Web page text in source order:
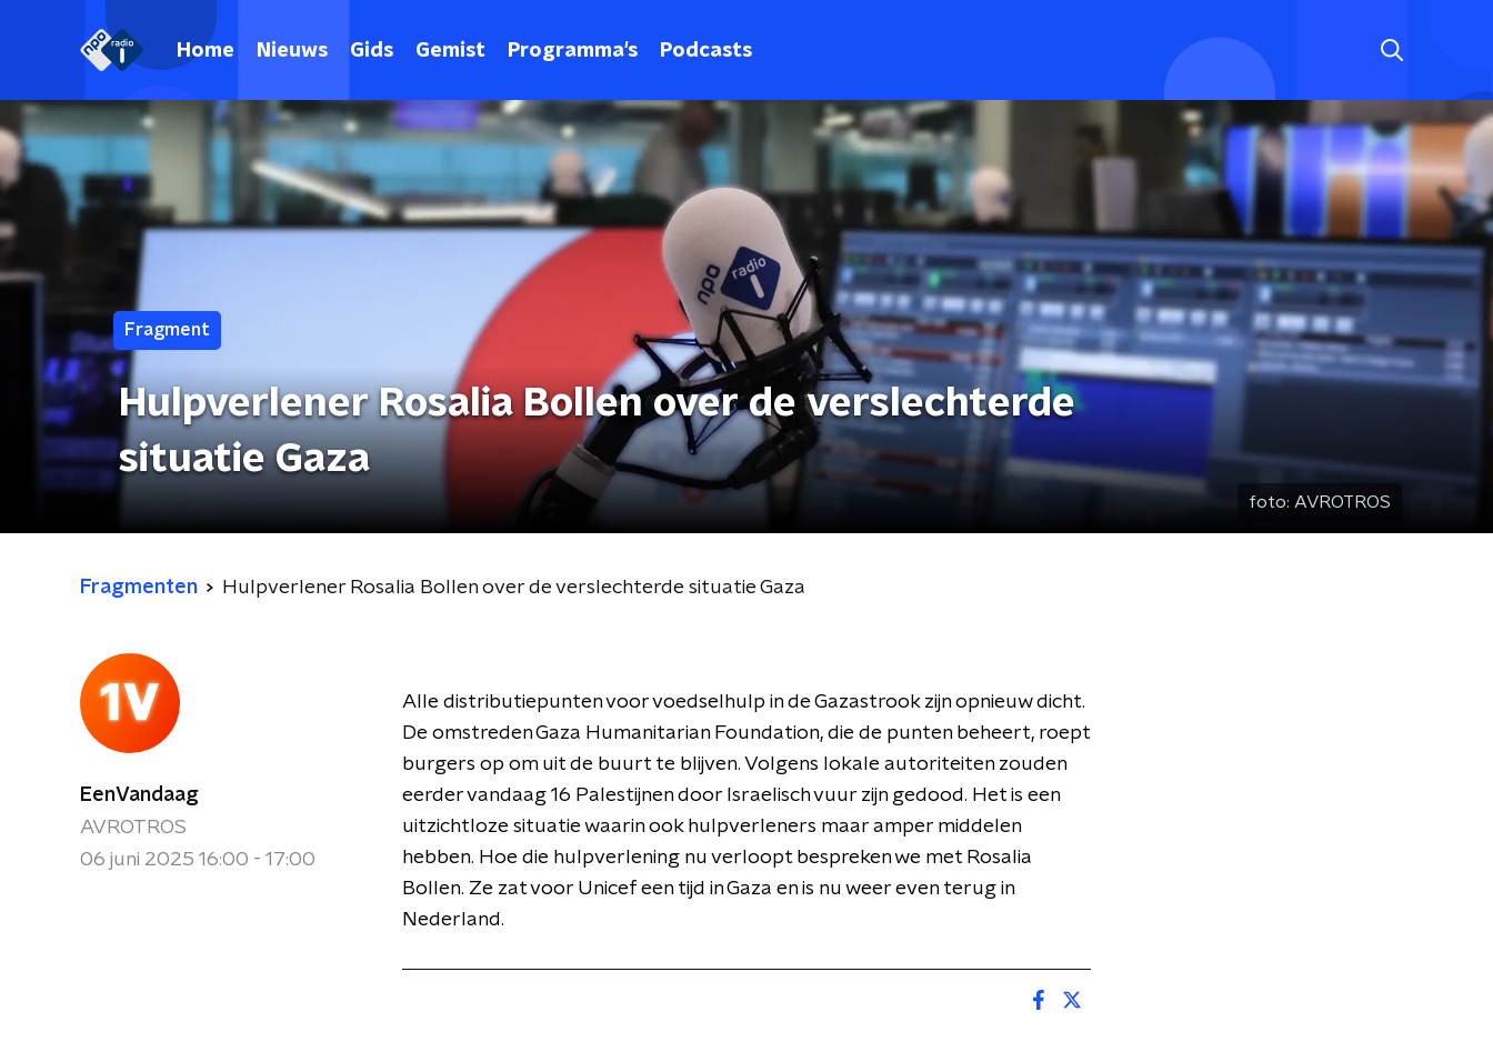
Home Nieuws Gids Gemist Programma's Podcasts
Fragment
Hulpverlener Rosalia Bollen over de verslechterde
situatie Gaza
foto: AVROTROS
Fragmenten Hulpverlener Rosalia Bollen over de verslechterde situatie Gaza
EenVandaag
AVROTROS
06 juni 2025 16:00 - 17:00
Alle distributiepunten voor voedselhulp in de Gazastrook zijn opnieuw dicht.
De omstreden Gaza Humanitarian Foundation, die de punten beheert, roept
burgers op om uit de buurt te blijven. Volgens lokale autoriteiten zouden
eerder vandaag 16 Palestijnen door Israelisch vuur zijn gedood. Het is een
uitzichtloze situatie waarin ook hulpverleners maar amper middelen
hebben. Hoe die hulpverlening nu verloopt bespreken we met Rosalia
Bollen. Ze zat voor Unicef een tijd in Gaza en is nu weer even terug in
Nederland.